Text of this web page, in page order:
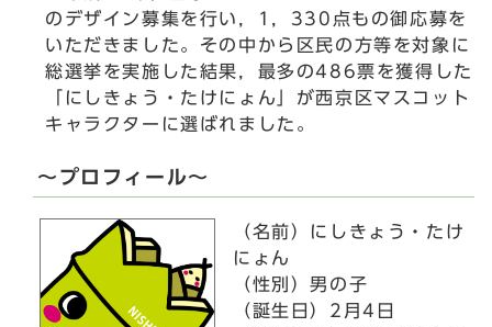
のデザイン募集を行い，1，330点もの御応募を
いただきました。その中から区民の方等を対象に
総選挙を実施した結果，最多の486票を獲得した
「にしきょう・たけにょん」が西京区マスコット
キャラクターに選ばれました。
～プロフィール～
（名前）にしきょう・たけ
にょん
（性別）男の子
（誕生日）2月4日